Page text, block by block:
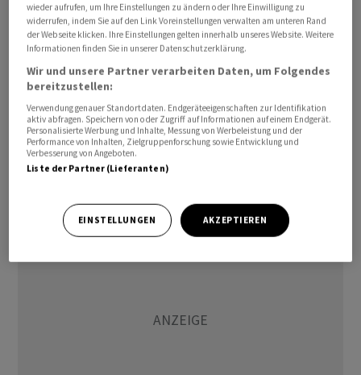
Bern und Brüssel verhandeln «demnächst»
Die EU-Kommission will nun mit ihren Handelspartnern
neue Zollfreikontingente aushandeln. Solche
Gespräche hätten bereits bei der Erarbeitung der
Massnahme stattgefunden und würden fortgeführt
werden, sagte ein Sprecher der Brüsseler Behörde am
Dienstag auf Anfrage der Nachrichtenagentur
wieder aufrufen, um Ihre Einstellungen zu ändern oder Ihre Einwilligung zu
widerrufen, indem Sie auf den Link Voreinstellungen verwalten am unteren Rand
der Webseite klicken. Ihre Einstellungen gelten innerhalb unseres Website. Weitere
Informationen finden Sie in unserer Datenschutzerklärung.
Wir und unsere Partner verarbeiten Daten, um Folgendes
bereitzustellen:
Verwendung genauer Standortdaten. Endgeräteeigenschaften zur Identifikation
aktiv abfragen. Speichern von oder Zugriff auf Informationen auf einem Endgerät.
Personalisierte Werbung und Inhalte, Messung von Werbeleistung und der
Performance von Inhalten, Zielgruppenforschung sowie Entwicklung und
Verbesserung von Angeboten.
Liste der Partner (Lieferanten)
EINSTELLUNGEN AKZEPTIEREN